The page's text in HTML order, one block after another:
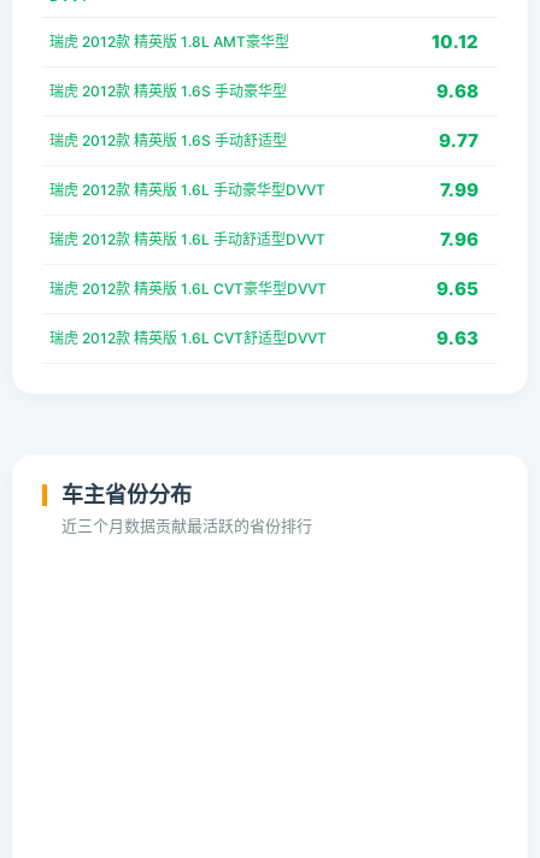
瑞虎 2012款 精英版 1.8L AMT豪华型 10.12
瑞虎 2012款 精英版 1.6S 手动豪华型 9.68
瑞虎 2012款 精英版 1.6S 手动舒适型 9.77
瑞虎 2012款 精英版 1.6L 手动豪华型DVVT 7.99
瑞虎 2012款 精英版 1.6L 手动舒适型DVVT 7.96
瑞虎 2012款 精英版 1.6L CVT豪华型DVVT 9.65
瑞虎 2012款 精英版 1.6L CVT舒适型DVVT 9.63
车主省份分布
近三个月数据贡献最活跃的省份排行